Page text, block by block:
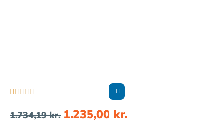
    
1.734,19kr. 1.235,00 kr.